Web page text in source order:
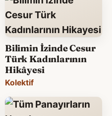
Bilimin İzinde Cesur
Türk Kadınlarının
Hikâyesi
Kolektif